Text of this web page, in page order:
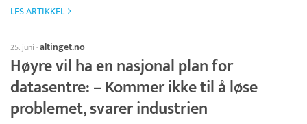
LES ARTIKKEL
25. juni ·altinget.no
Høyre vil ha en nasjonal plan for
datasentre: – Kommer ikke til å løse
problemet, svarer industrien